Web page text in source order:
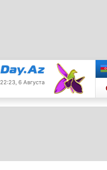
22:23, 6 Августа